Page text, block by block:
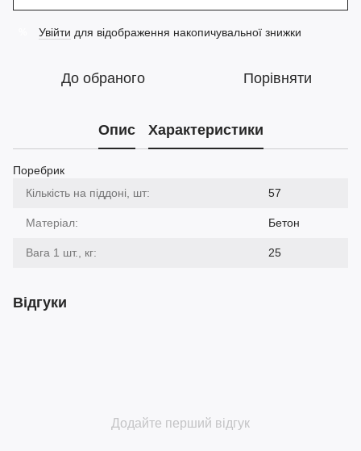
Увійти для відображення накопичувальної знижки
До обраного Порівняти
Опис Характеристики
Поребрик
Кількість на піддоні, шт:
57
Матеріал: Бетон
Вага 1 шт., кг: 25
Відгуки
Додайте перший відгук